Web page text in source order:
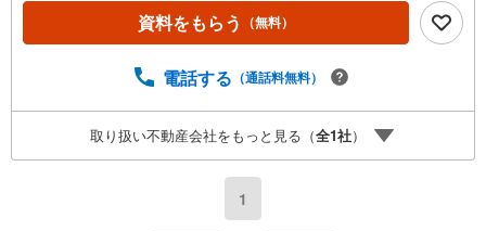
資料をもらう （無料）
電話する （通話料無料）
取り扱い不動産会社をもっと見る（全1社）
1